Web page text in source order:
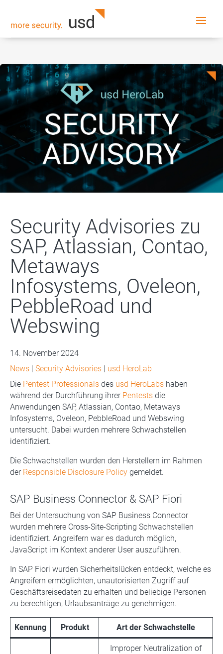
Security Advisories zu
SAP, Atlassian, Contao,
Metaways
Infosystems, Oveleon,
PebbleRoad und
Webswing
14. November 2024
News | Security Advisories | usd HeroLab
Die Pentest Professionals des usd HeroLabs haben
während der Durchführung ihrer Pentests die
Anwendungen SAP, Atlassian, Contao, Metaways
Infosystems, Oveleon, PebbleRoad und Webswing
untersucht. Dabei wurden mehrere Schwachstellen
identifiziert.
Die Schwachstellen wurden den Herstellern im Rahmen
der Responsible Disclosure Policy gemeldet.
SAP Business Connector & SAP Fiori
Bei der Untersuchung von SAP Business Connector
wurden mehrere Cross-Site-Scripting Schwachstellen
identifiziert. Angreifern war es dadurch möglich,
JavaScript im Kontext anderer User auszuführen.
In SAP Fiori wurden Sicherheitslücken entdeckt, welche es
Angreifern ermöglichten, unautorisierten Zugriff auf
Geschäftsreisedaten zu erhalten und beliebige Personen
zu berechtigen, Urlaubsanträge zu genehmigen.
Kennung Produkt Art der Schwachstelle
Improper Neutralization of